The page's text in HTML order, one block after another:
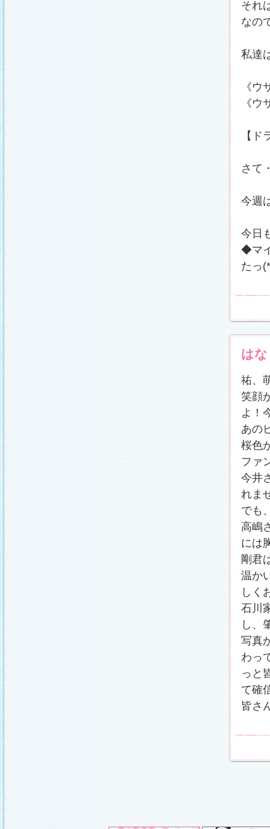
それ
なの
私達
《
《
【
さて
今週
今日
◆マ
たっ
は
祐、
笑顔
よ！
あの
桜色
ファ
今井
れま
でも
高嶋
には
剛君
温か
しく
石川
し、
写真
わっ
っと
て確
皆さ